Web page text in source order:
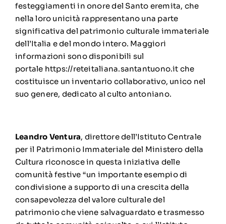
festeggiamenti in onore del Santo eremita, che
nella loro unicità rappresentano una parte
significativa del patrimonio culturale immateriale
dell’Italia e del mondo intero. Maggiori
informazioni sono disponibili sul
portale https://reteitaliana.santantuono.it che
costituisce un inventario collaborativo, unico nel
suo genere, dedicato al culto antoniano.
Leandro Ventura, direttore dell’Istituto Centrale
per il Patrimonio Immateriale del Ministero della
Cultura riconosce in questa iniziativa delle
comunità festive “un importante esempio di
condivisione a supporto di una crescita della
consapevolezza del valore culturale del
patrimonio che viene salvaguardato e trasmesso